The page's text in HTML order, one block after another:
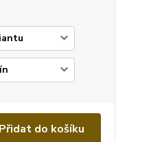
Přidat do košíku